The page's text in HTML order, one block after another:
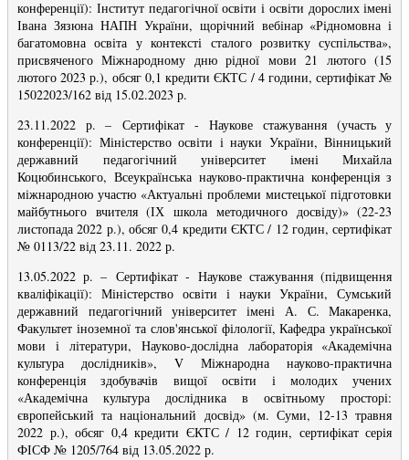
конференції): Інститут педагогічної освіти і освіти дорослих імені
Івана Зязюна НАПН України, щорічний вебінар «Рідномовна і
багатомовна освіта у контексті сталого розвитку суспільства»,
присвяченого Міжнародному дню рідної мови 21 лютого (15
лютого 2023 р.), обсяг 0,1 кредити ЄКТС / 4 години, сертифікат №
15022023/162 від 15.02.2023 р.
23.11.2022 р.– Сертифікат -Наукове стажування (участь у
конференції): Міністерство освіти і науки України, Вінницький
державний педагогічний університет імені Михайла
Коцюбинського, Всеукраїнська науково-практична конференція з
міжнародною участю «Актуальні проблеми мистецької підготовки
майбутнього вчителя (ІХ школа методичного досвіду)» (22-23
листопада 2022 р.), обсяг 0,4 кредити ЄКТС / 12 годин, сертифікат
№ 0113/22 від 23.11. 2022 р.
13.05.2022 р.– Сертифікат -Наукове стажування (підвищення
кваліфікації): Міністерство освіти і науки України, Сумський
державний педагогічний університет імені А. С. Макаренка,
Факультет іноземної та слов'янської філології, Кафедра української
мови і літератури, Науково-дослідна лабораторія «Академічна
культура дослідників», V Міжнародна науково-практична
конференція здобувачів вищої освіти і молодих учених
«Академічна культура дослідника в освітньому просторі:
європейський та національний досвід» (м. Суми, 12-13 травня
2022 р.), обсяг 0,4 кредити ЄКТС / 12 годин, сертифікат серія
ФІСФ № 1205/764 від 13.05.2022 р.